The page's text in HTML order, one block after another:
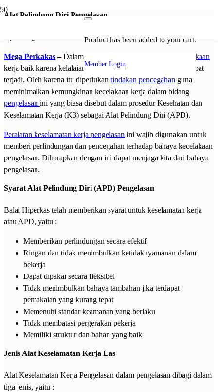
Product has been added to your cart.
Member Login
Alat Pelindung Diri Pengelasan
Mega Perkakas–Dalam pekerjaan
resiko kecelakaan
kerja baik karena kelalaian maupun sebab lainnya mungkin dapat
terjadi. Oleh karena itu diperlukan tindakan pencegahan guna
meminimalkan kemungkinan kecelakaan kerja dalam bidang
pengelasan ini yang biasa disebut dalam prosedur Kesehatan dan
Keselamatan Kerja (K3) sebagai Alat Pelindung Diri (APD).
Peralatan keselamatan kerja pengelasan ini wajib digunakan untuk
memberi perlindungan dan pencegahan terhadap bahaya kecelakaan
pengelasan. Diharapkan dengan ini dapat menjaga kita dari bahaya
pengelasan.
Syarat Alat Pelindung Diri (APD) Pengelasan
Balai Hiperkas telah memberikan syarat untuk keselamatan kerja
atau APD, yaitu :
Memberikan perlindungan secara efektif
Ringan dan tidak menimbulkan ketidaknyamanan dalam
bekerja
Dapat dipakai secara fleksibel
Tidak menimbulkan bahaya tambahan jika terdapat
pemakaian yang kurang tepat
Memenuhi standar keamanan yang berlaku
Tidak membatasi pergerakan pekerja
Memiliki struktur dan bahan yang baik
Jenis Alat Keselamatan Kerja Las
Alat Keselamatan Kerja Pengelasan dalam pengelasan dibagi dalam
tiga jenis, yaitu :